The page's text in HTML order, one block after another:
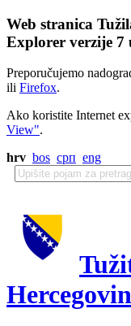
Web stranica
Explorer verzije 7
Preporučujemo
ili Firefox.
Ako koristite Internet
View".
hrv bos срп eng